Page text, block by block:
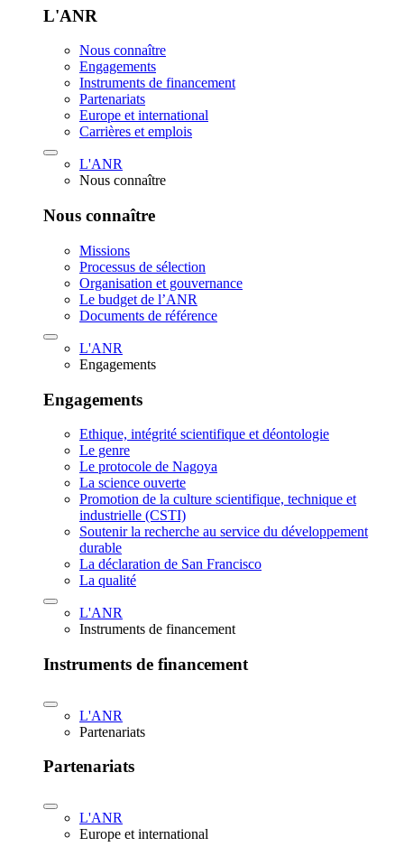
L'ANR
Nous connaître
Engagements
Instruments de financement
Partenariats
Europe et international
Carrières et emplois
L'ANR
Nous connaître
Nous connaître
Missions
Processus de sélection
Organisation et gouvernance
Le budget de l’ANR
Documents de référence
L'ANR
Engagements
Engagements
Ethique, intégrité scientifique et déontologie
Le genre
Le protocole de Nagoya
La science ouverte
Promotion de la culture scientifique, technique et
industrielle (CSTI)
Soutenir la recherche au service du développement
durable
La déclaration de San Francisco
La qualité
L'ANR
Instruments de financement
Instruments de financement
L'ANR
Partenariats
Partenariats
L'ANR
Europe et international